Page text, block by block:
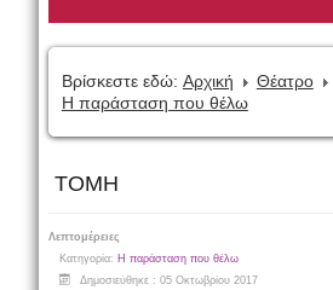
Βρίσκεστε εδώ: Αρχική
Θέατρο
Η παράσταση που θέλω
ΤΟΜΗ
Λεπτομέρειες
Κατηγορία: Η παράσταση που θέλω
Δημοσιεύθηκε : 05 Οκτωβρίου 2017